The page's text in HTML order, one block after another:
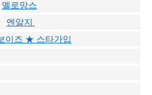
멜로망스
엔알지
이즈 ★ 스타가입